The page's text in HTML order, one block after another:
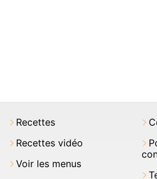
Recettes
Recettes vidéo
Voir les menus